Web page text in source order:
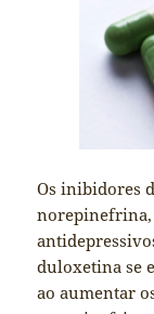
Os inibidores
norepinefrina,
duloxetina se
ao aumentar